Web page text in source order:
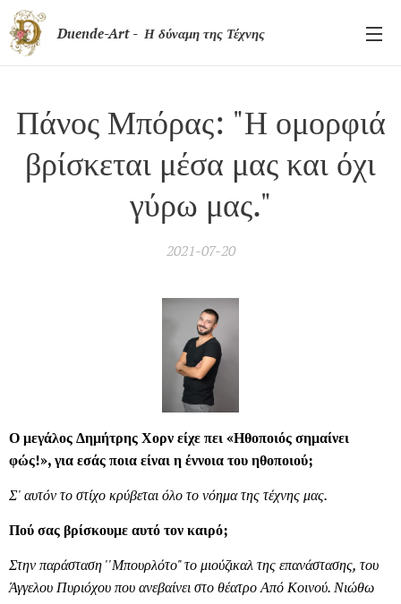
Duende-Art - Η δύναμη της Τέχνης
Πάνος Μπόρας: "Η ομορφιά
βρίσκεται μέσα μας και όχι
γύρω μας."
2021-07-20
Ο μεγάλος Δημήτρης Χορν είχε πει «Ηθοποιός σημαίνει
φώς!», για εσάς ποια είναι η έννοια του ηθοποιού;
Σ' αυτόν το στίχο κρύβεται όλο το νόημα της τέχνης μας.
Πού σας βρίσκουμε αυτό τον καιρό;
Στην παράσταση ''Μπουρλότο" το μιούζικαλ της επανάστασης, του
Άγγελου Πυριόχου που ανεβαίνει στο θέατρο Από Κοινού. Νιώθω